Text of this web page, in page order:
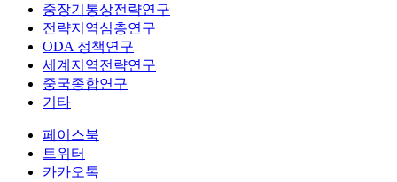
중장기통상전략연구
전략지역심층연구
ODA 정책연구
세계지역전략연구
중국종합연구
기타
페이스북
트위터
카카오톡